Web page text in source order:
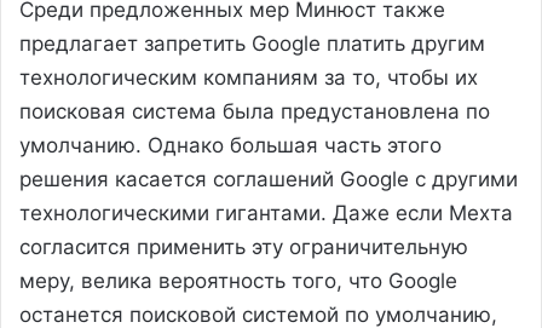
Среди предложенных мер Минюст также
предлагает запретить Google платить другим
технологическим компаниям за то, чтобы их
поисковая система была предустановлена по
умолчанию. Однако большая часть этого
решения касается соглашений Google с другими
технологическими гигантами. Даже если Мехта
согласится применить эту ограничительную
меру, велика вероятность того, что Google
останется поисковой системой по умолчанию,